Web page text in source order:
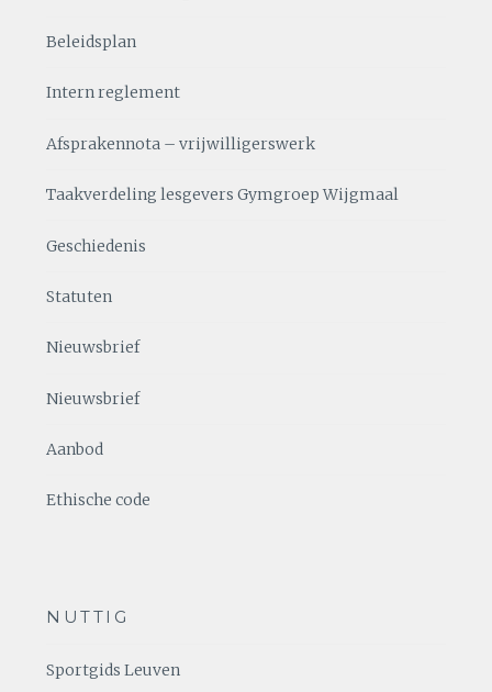
Beleidsplan
Intern reglement
Afsprakennota – vrijwilligerswerk
Taakverdeling lesgevers Gymgroep Wijgmaal
Geschiedenis
Statuten
Nieuwsbrief
Nieuwsbrief
Aanbod
Ethische code
NUTTIG
Sportgids Leuven